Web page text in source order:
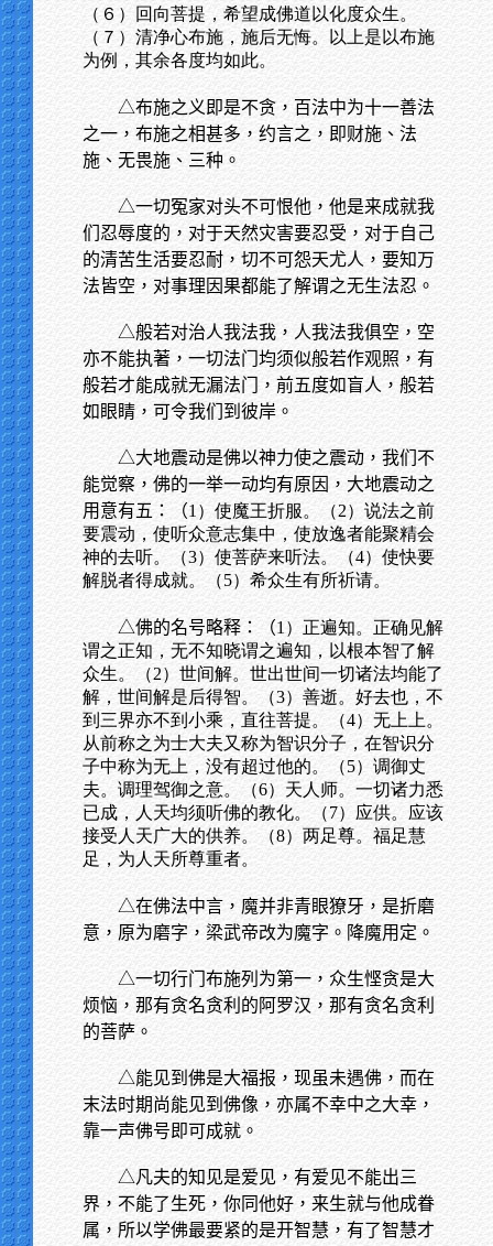
（６）回向菩提，希望成佛道以化度众生。
（７）清净心布施，施后无悔。以上是以布施
为例，其余各度均如此。
△布施之义即是不贪，百法中为十一善法
之一，布施之相甚多，约言之，即财施、法
施、无畏施、三种。
△一切冤家对头不可恨他，他是来成就我
们忍辱度的，对于天然灾害要忍受，对于自己
的清苦生活要忍耐，切不可怨天尤人，要知万
法皆空，对事理因果都能了解谓之无生法忍。
△般若对治人我法我，人我法我俱空，空
亦不能执著，一切法门均须似般若作观照，有
般若才能成就无漏法门，前五度如盲人，般若
如眼睛，可令我们到彼岸。
△大地震动是佛以神力使之震动，我们不
能觉察，佛的一举一动均有原因，大地震动之
用意有五：（1）使魔王折服。（2）说法之前
要震动，使听众意志集中，使放逸者能聚精会
神的去听。（3）使菩萨来听法。（4）使快要
解脱者得成就。（5）希众生有所祈请。
△佛的名号略释：（1）正遍知。正确见解
谓之正知，无不知晓谓之遍知，以根本智了解
众生。（2）世间解。世出世间一切诸法均能了
解，世间解是后得智。（3）善逝。好去也，不
到三界亦不到小乘，直往菩提。（4）无上上。
从前称之为士大夫又称为智识分子，在智识分
子中称为无上，没有超过他的。（5）调御丈
夫。调理驾御之意。（6）天人师。一切诸力悉
已成，人天均须听佛的教化。（7）应供。应该
接受人天广大的供养。（8）两足尊。福足慧
足，为人天所尊重者。
△在佛法中言，魔并非青眼獠牙，是折磨
意，原为磨字，梁武帝改为魔字。降魔用定。
△一切行门布施列为第一，众生悭贪是大
烦恼，那有贪名贪利的阿罗汉，那有贪名贪利
的菩萨。
△能见到佛是大福报，现虽未遇佛，而在
末法时期尚能见到佛像，亦属不幸中之大幸，
靠一声佛号即可成就。
△凡夫的知见是爱见，有爱见不能出三
界，不能了生死，你同他好，来生就与他成眷
属，所以学佛最要紧的是开智慧，有了智慧才